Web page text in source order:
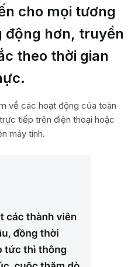
cho mọi tương
động hơn, truyền
theo thời gian
về các hoạt động của toàn
tiếp trên điện thoại hoặc
máy tính.